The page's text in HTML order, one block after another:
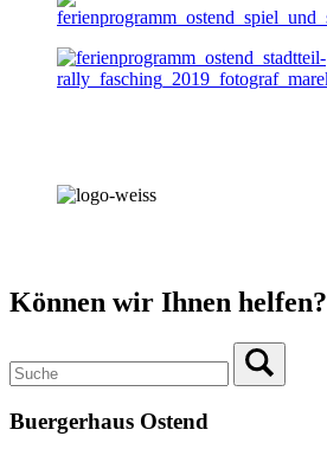
Können wir Ihnen helfen?
Buergerhaus Ostend